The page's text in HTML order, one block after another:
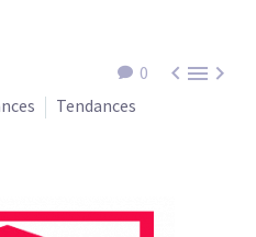
0 
Tendances